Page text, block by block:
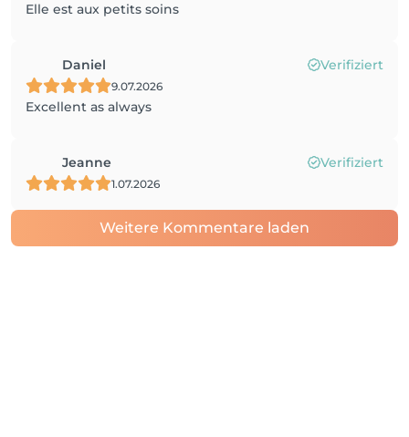
Elle est aux petits soins
Daniel Verifiziert
9.07.2026
Excellent as always
Jeanne Verifiziert
1.07.2026
Weitere Kommentare laden